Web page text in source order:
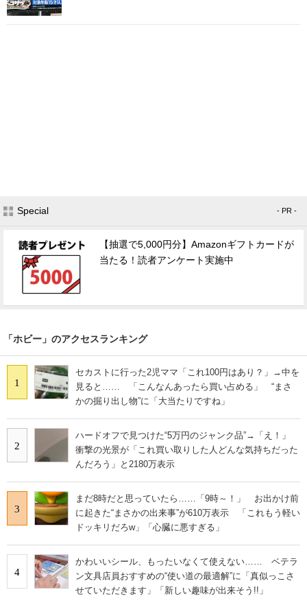
Special - PR -
【抽選で5,000円分】Amazonギフトカードが
当たる！読者アンケート実施中
「ホビー」のアクセスランキング
1
セカストに行った2児ママ「これ100円はあり？」→中を
見ると…… 「こんなんあったら買い占める」 “まさ
かの掘り出し物”に「大当たりですね」
2
ハードオフで見つけた“5万円のジャンク品”→「え！」
衝撃の光景が「これ買い取りした人どんな気持ちだった
んだろう」と2180万表示
3
まだ8時だと思っていたら……「9時～！」 お出かけ前
に起きた“まさかの出来事”が610万表示 「これもう軽い
ドッキリだろw」「心臓に悪すぎる」
4
かわいいシール、もったいなくて使えない…… ベテラ
ン文具店員おすすめの“使い道の最適解”に「真似っこさ
せていただきます」「新しい趣味が出来そう!!」